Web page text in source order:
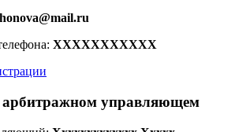
XXXXXXXXXXX
управляющем